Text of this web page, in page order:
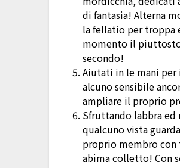
di fantasia! Alterna
la fellatio per troppa
momento il
secondo!
Aiutati in le mani
alcuno sensibile
ampliare il proprio
Sfruttando labbra ed
qualcuno vista
proprio membro con
abima colletto! Con